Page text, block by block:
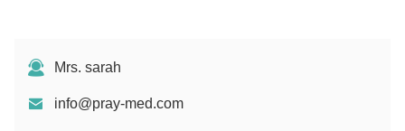
Mrs. sarah
info@pray-med.com